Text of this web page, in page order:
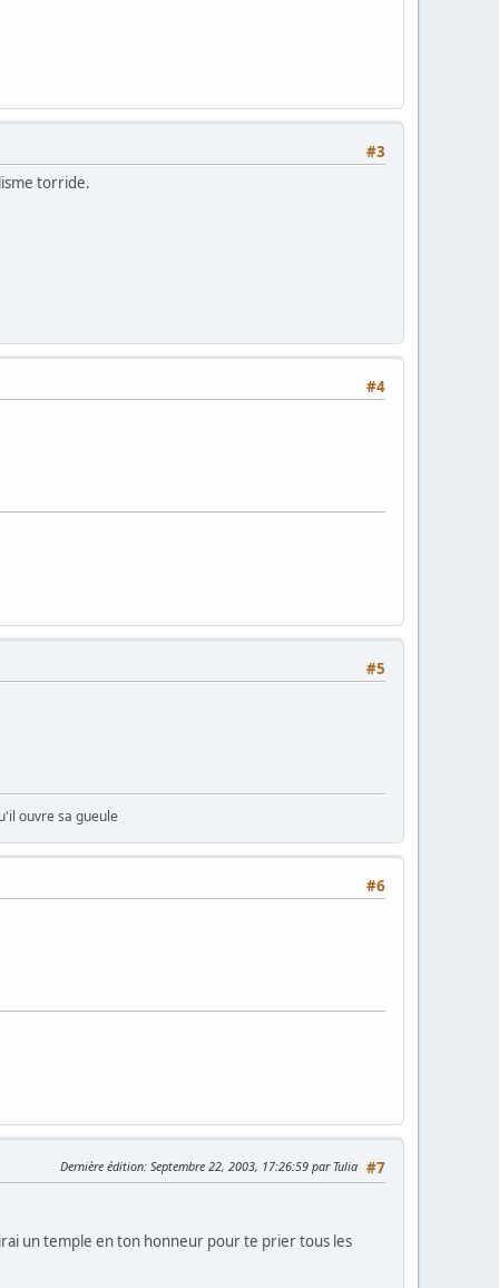
#3
torride.
#4
#5
ouvre sa gueule
#6
#7
Dernière édition: Septembre 22, 2003, 17:26:59 par Tulia
un temple en ton honneur pour te prier tous les